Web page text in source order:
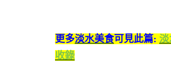
更多淡水美食可見此篇: 淡
收錄